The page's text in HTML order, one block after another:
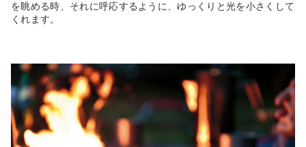
を眺める時、それに呼応するように、ゆっくりと光を小さくして
くれます。